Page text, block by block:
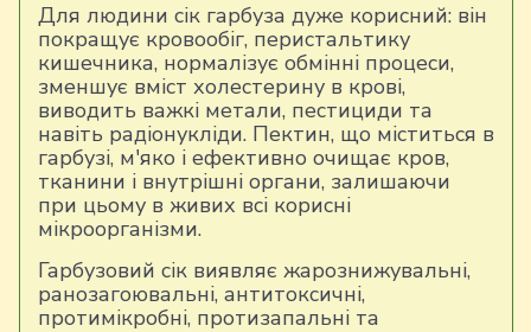
Для людини сік гарбуза дуже корисний: він
покращує кровообіг, перистальтику
кишечника, нормалізує обмінні процеси,
зменшує вміст холестерину в крові,
виводить важкі метали, пестициди та
навіть радіонукліди. Пектин, що міститься в
гарбузі, м'яко і ефективно очищає кров,
тканини і внутрішні органи, залишаючи
при цьому в живих всі корисні
мікроорганізми.
Гарбузовий сік виявляє жарознижувальні,
ранозагоювальні, антитоксичні,
протимікробні, протизапальні та